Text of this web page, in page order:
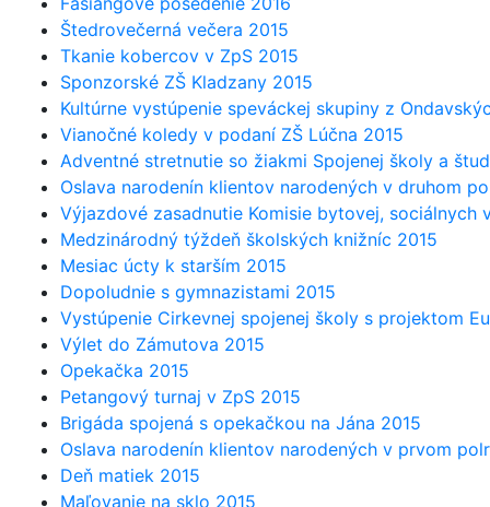
Štedrovečerná večera 2015
Tkanie kobercov v ZpS 2015
Sponzorské ZŠ Kladzany 2015
Kultúrne vystúpenie speváckej skupiny z
Vianočné koledy v podaní ZŠ Lúčna 2015
Adventné stretnutie so žiakmi Spojenej školy a
Oslava narodenín klientov narodených v druhom
Výjazdové zasadnutie Komisie bytovej, sociálnych
Medzinárodný týždeň školských knižníc 2015
Mesiac úcty k starším 2015
Dopoludnie s gymnazistami 2015
Vystúpenie Cirkevnej spojenej školy s projektom
Výlet do Zámutova 2015
Opekačka 2015
Petangový turnaj v ZpS 2015
Brigáda spojená s opekačkou na Jána 2015
Oslava narodenín klientov narodených v prvom
Deň matiek 2015
Maľovanie na sklo 2015